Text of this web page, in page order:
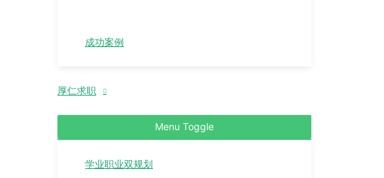
成功案例
厚仁求职
Menu Toggle
学业职业双规划